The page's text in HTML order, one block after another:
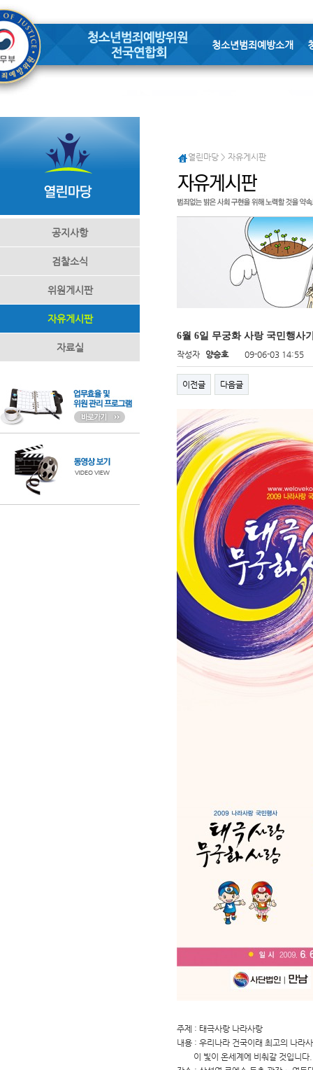
청소년범죄예방소개
공지사항
검찰소식
위원게시판
자유게시판
자료실
열린마당 > 자유게시판
6월 6일 무궁화 사랑 국민행사
작성자 양승호 09-06-03 14:55
이전글 다음글
주제 : 태극사랑 나라사랑
내용 : 우리나라 건국이래 최고의 나라
이 빛이 온세계에 비춰갈 것입니다